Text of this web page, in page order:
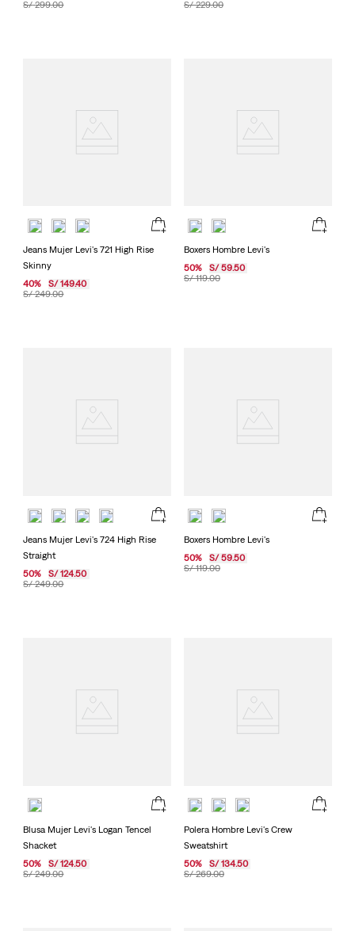
S/ 299.00 S/ 229.00
Jeans Mujer Levi's 721 High Rise
Skinny
S/ 249.00
40% S/ 149.40
Boxers Hombre Levi's
S/ 119.00
50% S/ 59.50
Jeans Mujer Levi's 724 High Rise
Straight
S/ 249.00
50% S/ 124.50
Boxers Hombre Levi's
S/ 119.00
50% S/ 59.50
Blusa Mujer Levi's Logan Tencel
Shacket
S/ 249.00
50% S/ 124.50
Polera Hombre Levi's Crew
Sweatshirt
S/ 269.00
50% S/ 134.50